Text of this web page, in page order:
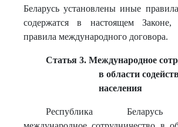
Беларусь установлены иные
содержатся в настоящем
правила международного договора.
Статья 3. Международное
в области
населения
Республика Беларусь